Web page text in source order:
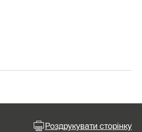
Роздрукувати сторінку